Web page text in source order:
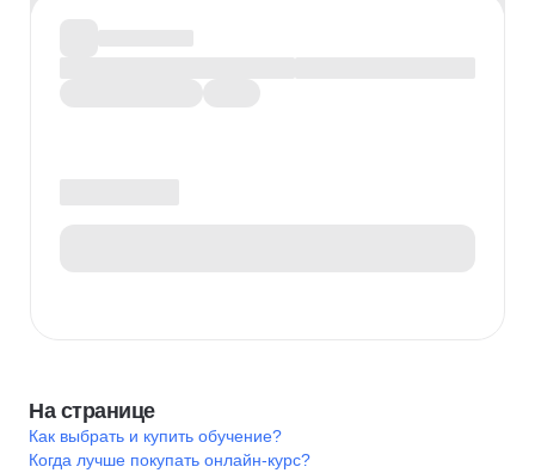
На странице
Как выбрать и купить обучение?
Когда лучше покупать онлайн-курс?